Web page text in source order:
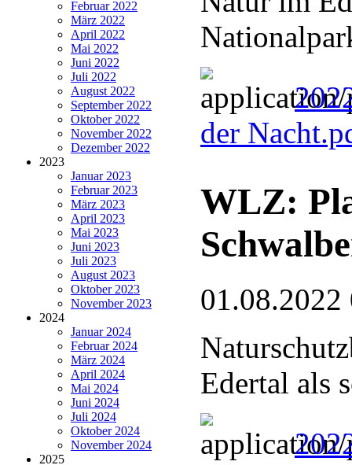
Februar 2022
März 2022
April 2022
Mai 2022
Juni 2022
Juli 2022
August 2022
September 2022
Oktober 2022
November 2022
Dezember 2022
2023
Januar 2023
Februar 2023
März 2023
April 2023
Mai 2023
Juni 2023
Juli 2023
August 2023
Oktober 2023
November 2023
2024
Januar 2024
Februar 2024
März 2024
April 2024
Mai 2024
Juni 2024
Juli 2024
Oktober 2024
November 2024
2025
der
WLZ:
01.08.2022
Edertal als